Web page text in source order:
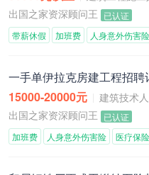
出国之家资深顾问王 已认证
带薪休假 加班费 人身意外伤害险
一手单伊拉克房建工程招聘
15000-20000元 建筑技术
出国之家资深顾问王 已认证
加班费 人身意外伤害险 医疗保险